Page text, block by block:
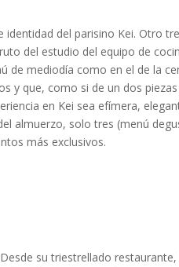
del parisino Kei. Otro
del estudio del equipo de
de mediodía como en el de la
y que, como si de un dos
en Kei sea efímera,
almuerzo, solo tres (menú
más exclusivos.
su triestrellado restaurante,